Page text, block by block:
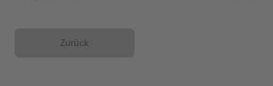
Zurück